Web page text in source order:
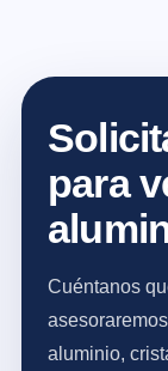
para
Cuéntanos
aluminio,